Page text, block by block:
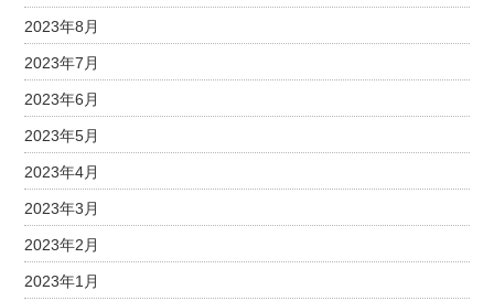
2023年8月
2023年7月
2023年6月
2023年5月
2023年4月
2023年3月
2023年2月
2023年1月